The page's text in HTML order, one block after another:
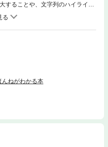
することや、文字列のハイライ
能が使用できません。――――――
の、日々を守りたい。ほ
問100答―――――――――――――
部／『ねこほん』『いぬほ
みさんと動物学者・今泉忠明先
ハムスターの行動と心理を大解
もぴったり 人気児童書シリーズと
も手掛けるイラストレーター・ふ
ターのきもち読本です。 ハムスタ
まとめました。 「ハムスターの目
ねがわかる本